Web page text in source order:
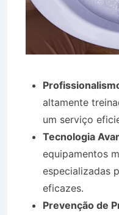
altamente
um serviço
Tecnologia
equipamentos
especializadas
eficazes.
Prevenção de